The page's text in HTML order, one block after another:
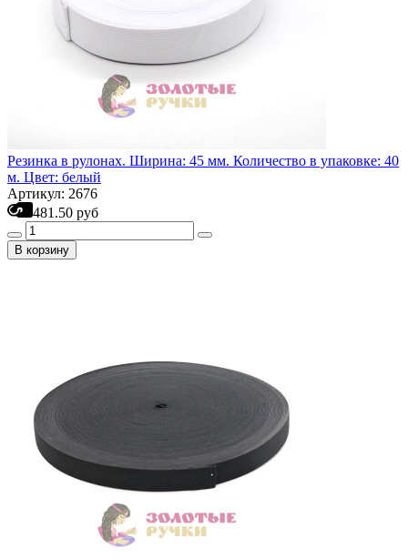
Резинка в рулонах. Ширина: 45 мм. Количество в упаковке: 40
м. Цвет: белый
Артикул: 2676
481.50 руб
В корзину